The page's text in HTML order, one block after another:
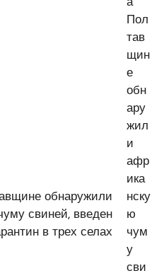
обнаружили
свиней, введен
в трех селах